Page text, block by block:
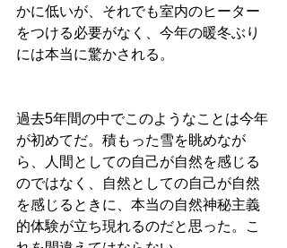
かに低いが、それでも室内のヒーター
をつける必要がなく、今年の暖冬ぶり
には本当に驚かされる。
過去5年間の中でこのようなことは今年
が初めてだ。積もった雪を眺めなが
ら、人間としての自己が自然を感じる
のではなく、自然としての自己が自然
を感じるときに、本当の自然神秘主義
的体験が立ち現れるのだと思った。こ